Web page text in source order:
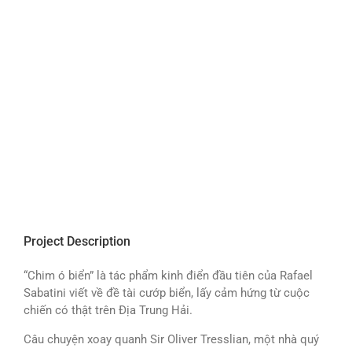
Project Description
“Chim ó biển” là tác phẩm kinh điển đầu tiên của Rafael
Sabatini viết về đề tài cướp biển, lấy cảm hứng từ cuộc
chiến có thật trên Địa Trung Hải.
Câu chuyện xoay quanh Sir Oliver Tresslian, một nhà quý